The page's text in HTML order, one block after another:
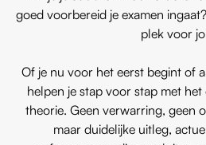
goed voorbereid je examen
plek voor
Of je nu voor het eerst begint of
helpen je stap voor stap met het
theorie. Geen verwarring, geen
maar duidelijke uitleg,